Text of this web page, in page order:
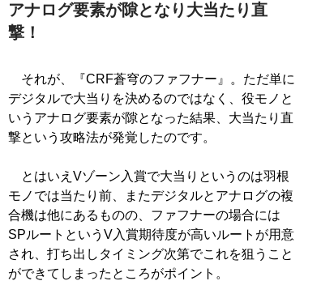
アナログ要素が隙となり大当たり直
撃！
それが、『CRF蒼穹のファフナー』。ただ単に
デジタルで大当りを決めるのではなく、役モノと
いうアナログ要素が隙となった結果、大当たり直
撃という攻略法が発覚したのです。
とはいえVゾーン入賞で大当りというのは羽根
モノでは当たり前、またデジタルとアナログの複
合機は他にあるものの、ファフナーの場合には
SPルートというV入賞期待度が高いルートが用意
され、打ち出しタイミング次第でこれを狙うこと
ができてしまったところがポイント。